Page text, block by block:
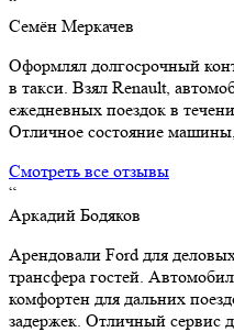
Семён Меркачев
Оформлял долгосрочный
в такси. Взял Renault,
ежедневных поездок в
Отличное состояние
Смотреть все отзывы
“
Аркадий Бодяков
Арендовали Ford для
трансфера гостей.
комфортен для дальних
задержек. Отличный сервис